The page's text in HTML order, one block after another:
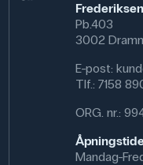
Pb.403
3002
E-post:
Tlf.: 7158
ORG. nr.:
Mandag-